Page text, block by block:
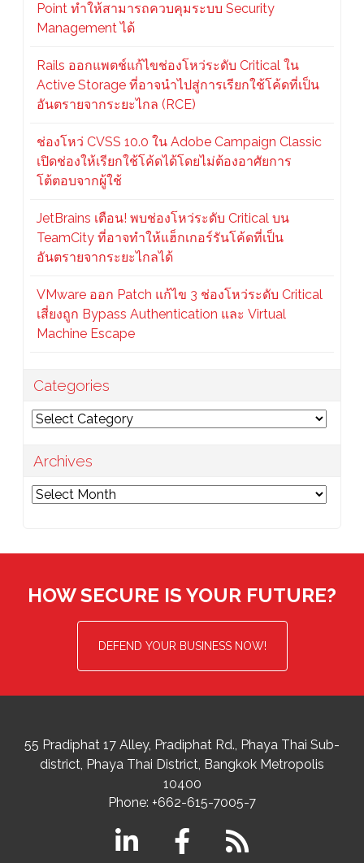
Point ทำให้สามารถควบคุมระบบ Security
Management ได้
Rails ออกแพตช์แก้ไขช่องโหว่ระดับ Critical ใน
Active Storage ที่อาจนำไปสู่การเรียกใช้โค้ดที่เป็น
อันตรายจากระยะไกล (RCE)
ช่องโหว่ CVSS 10.0 ใน Adobe Campaign Classic
เปิดช่องให้เรียกใช้โค้ดได้โดยไม่ต้องอาศัยการ
โต้ตอบจากผู้ใช้
JetBrains เตือน! พบช่องโหว่ระดับ Critical บน
TeamCity ที่อาจทำให้แฮ็กเกอร์รันโค้ดที่เป็น
อันตรายจากระยะไกลได้
VMware ออก Patch แก้ไข 3 ช่องโหว่ระดับ Critical
เสี่ยงถูก Bypass Authentication และ Virtual
Machine Escape
Categories
Categories
Archives
Archives
HOW SECURE IS YOUR FUTURE?
DEFEND YOUR BUSINESS NOW!
55 Pradiphat 17 Alley, Pradiphat Rd., Phaya Thai Sub-
district Phaya Thai District, Bangkok Metropolis
10400
Phone: +662-615-7005-7